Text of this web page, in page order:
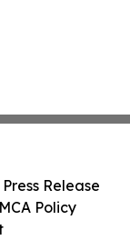
Release
Policy